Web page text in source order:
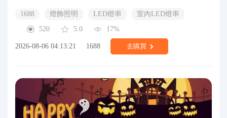
1688 燈飾照明 LED燈串
室內LED燈串
520
5.0 17%
2026-08-06 04:13:21 1688 去購買